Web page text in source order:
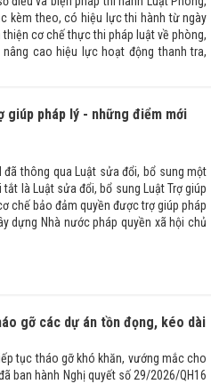
kèm theo, có hiệu lực thi hành từ ngày
cơ chế thực thi pháp luật về phòng,
cao hiệu lực hoạt động thanh tra,
giúp pháp lý - những điểm mới
đã thông qua Luật sửa đổi, bổ sung một
là Luật sửa đổi, bổ sung Luật Trợ giúp
chế bảo đảm quyền được trợ giúp pháp
dựng Nhà nước pháp quyền xã hội chủ
gỡ các dự án tồn đọng, kéo dài
tục tháo gỡ khó khăn, vướng mắc cho
ban hành Nghị quyết số 29/2026/QH16